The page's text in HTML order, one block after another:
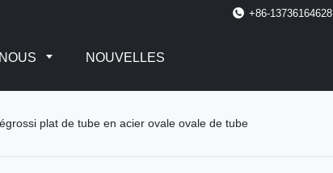
+86-13736164628
NOUVELLES
plat de tube en acier ovale ovale de tube